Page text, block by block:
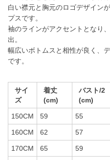
白い襟元と胸元のロゴデザイン
プスです。
袖のラインがアクセントとなり
出。
幅広いボトムスと相性が良く、
です。
サイ
ズ
着丈
(cm)
バスト/2
(cm)
150CM 59 55
160CM 62 57
170CM 65 59